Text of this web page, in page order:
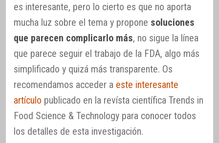
es interesante, pero lo cierto es que no aporta
mucha luz sobre el tema y propone soluciones
que parecen complicarlo más, no sigue la línea
que parece seguir el trabajo de la FDA, algo más
simplificado y quizá más transparente. Os
recomendamos acceder a este interesante
artículo publicado en la revísta científica Trends in
Food Science & Technology para conocer todos
los detalles de esta investigación.